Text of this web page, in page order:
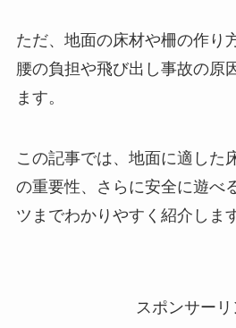
ただ、地面の床材や柵の作り
腰の負担や飛び出し事故の原
ます。
この記事では、地面に適した
の重要性、さらに安全に遊べ
ツまでわかりやすく紹介しま
スポンサーリ